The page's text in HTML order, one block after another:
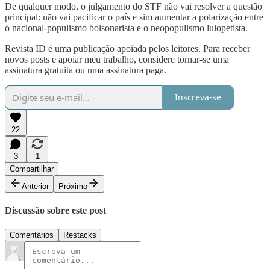
De qualquer modo, o julgamento do STF não vai resolver a questão
principal: não vai pacificar o país e sim aumentar a polarização entre
o nacional-populismo bolsonarista e o neopopulismo lulopetista.
Revista ID é uma publicação apoiada pelos leitores. Para receber
novos posts e apoiar meu trabalho, considere tornar-se uma
assinatura gratuita ou uma assinatura paga.
Inscreva-se
22
3
1
Compartilhar
Anterior
Próximo
Discussão sobre este post
Comentários Restacks